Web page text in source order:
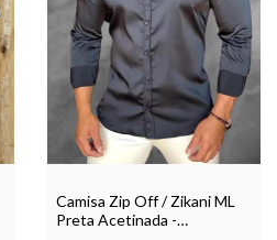
Camisa Zip Off / Zikani ML
Preta Acetinada -